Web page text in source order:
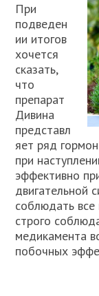
При
подведен
ии итогов
хочется
сказать,
что
препарат
Дивина
представл
яет ряд
при
эффективно
двигательной
соблюдать все
строго
медикамента
побочных